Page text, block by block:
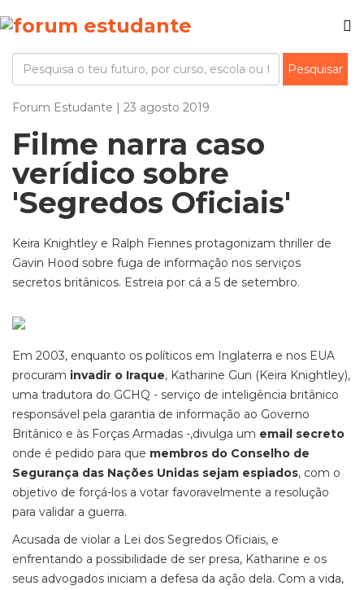
Forum Estudante | 23 agosto 2019
Filme narra caso
verídico sobre
'Segredos Oficiais'
Keira Knightley e Ralph Fiennes protagonizam thriller de
Gavin Hood sobre fuga de informação nos serviços
secretos britânicos. Estreia por cá a 5 de setembro.
Em 2003, enquanto os políticos em Inglaterra e nos EUA
procuram invadir o Iraque, Katharine Gun (Keira Knightley),
uma tradutora do GCHQ - serviço de inteligência britânico
responsável pela garantia de informação ao Governo
Britânico e às Forças Armadas -,divulga um email secreto
onde é pedido para que membros do Conselho de
Segurança das Nações Unidas sejam espiados, com o
objetivo de forçá-los a votar favoravelmente a resolução
para validar a guerra.
Acusada de violar a Lei dos Segredos Oficiais, e
enfrentando a possibilidade de ser presa, Katharine e os
seus advogados iniciam a defesa da ação dela. Com a vida,